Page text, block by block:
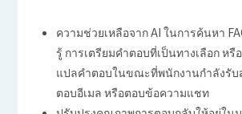
ความช่วยเหลือจาก AI ในการค้นหา
รู้ การเตรียมคำตอบที่เป็นทางเลือก หรื
แปลคำตอบในขณะที่พนักงานกำลังรับ
ตอบอีเมล หรือตอบข้อความแชท